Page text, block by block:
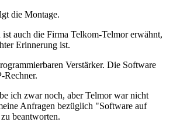
die Montage.
auch die Firma Telkom-Telmor erwähnt,
Erinnerung ist.
Verstärker. Die Software
Rechner.
ich zwar noch, aber Telmor war nicht
Anfragen bezüglich "Software auf
beantworten.